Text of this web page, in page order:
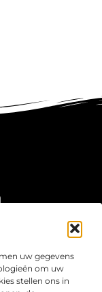
uw gegevens
om uw
stellen ons in
“